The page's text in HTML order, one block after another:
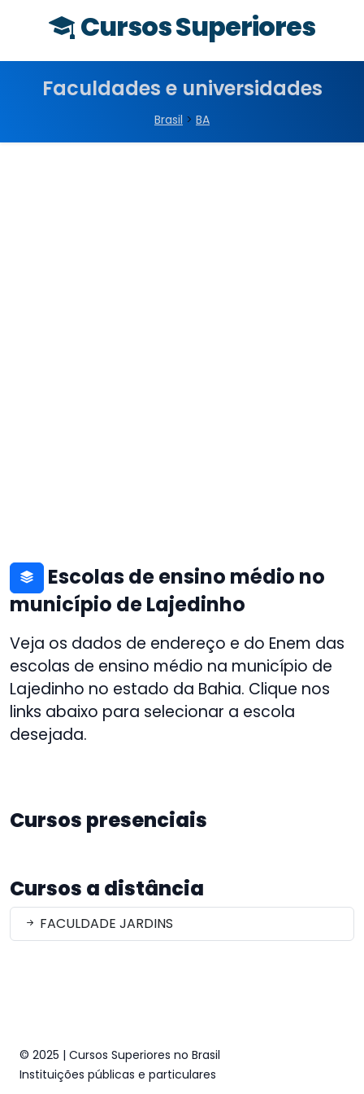
Cursos Superiores
Faculdades e universidades
Brasil > BA
Escolas de ensino médio no
município de Lajedinho
Veja os dados de endereço e do Enem das
escolas de ensino médio na município de
Lajedinho no estado da Bahia. Clique nos
links abaixo para selecionar a escola
desejada.
Cursos presenciais
Cursos a distância
FACULDADE JARDINS
© 2025 | Cursos Superiores no Brasil
Instituições públicas e particulares